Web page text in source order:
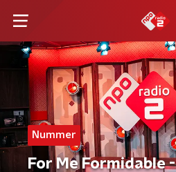
Nummer
For Me Formidable